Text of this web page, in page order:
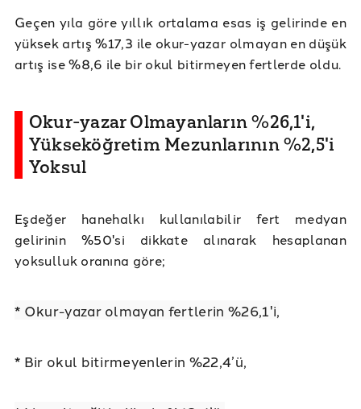
Geçen yıla göre yıllık ortalama esas iş gelirinde en
yüksek artış %17,3 ile okur-yazar olmayan en düşük
artış ise %8,6 ile bir okul bitirmeyen fertlerde oldu.
Okur-yazar Olmayanların %26,1'i,
Yükseköğretim Mezunlarının %2,5'i
Yoksul
Eşdeğer hanehalkı kullanılabilir fert medyan
gelirinin %50'si dikkate alınarak hesaplanan
yoksulluk oranına göre;
* Okur-yazar olmayan fertlerin %26,1'i,
* Bir okul bitirmeyenlerin %22,4’ü,